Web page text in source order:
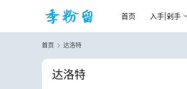
首页 入手|剁手
首页 达洛特
达洛特